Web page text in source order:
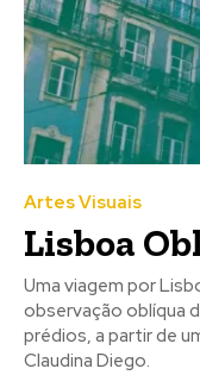
Artes Visuais
Lisboa
Uma viagem por
observação oblíqua
prédios, a partir de
Claudina Diego.